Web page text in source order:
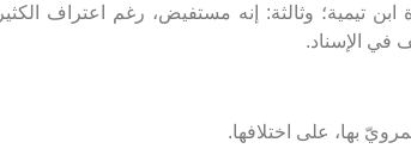
تيمية؛ وثالثة: إنه مستفيض، رغم اعتراف الكثير
في الإسناد.